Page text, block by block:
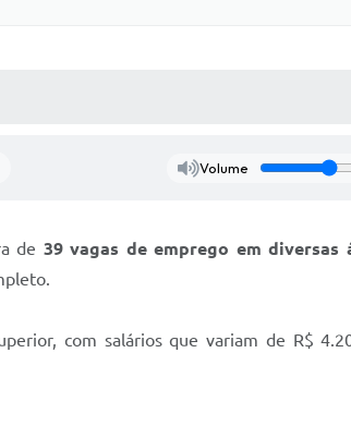
Volume
de 39 vagas de emprego em diversas
com salários que variam de R$